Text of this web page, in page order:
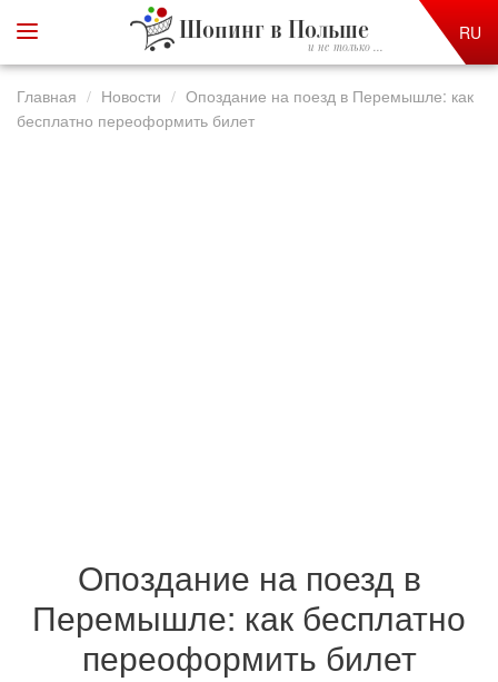
Шопинг в Польше
и не только ...
RU
Главная Новости
Опоздание на поезд в Перемышле: как
бесплатно переоформить билет
Опоздание на поезд в
Перемышле: как бесплатно
переоформить билет